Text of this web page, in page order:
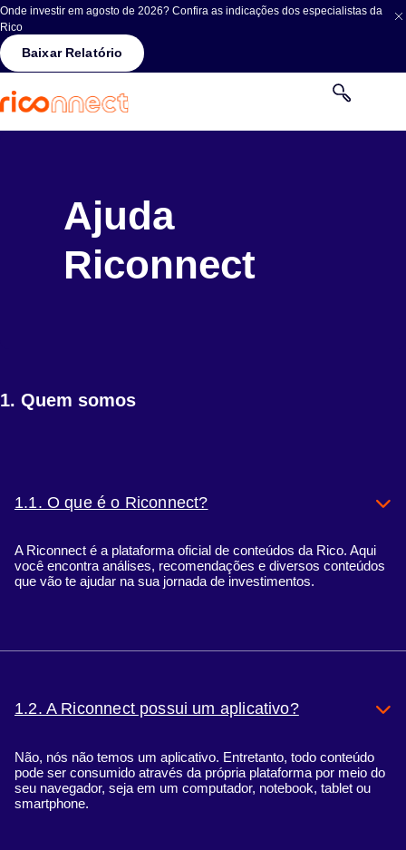
Onde investir em agosto de 2026? Confira as indicações dos especialistas da
Rico
Baixar Relatório
Ajuda
Riconnect
1. Quem somos
1.1. O que é o Riconnect?
A Riconnect é a plataforma oficial de conteúdos da Rico. Aqui
você encontra análises, recomendações e diversos conteúdos
que vão te ajudar na sua jornada de investimentos.
1.2. A Riconnect possui um aplicativo?
Não, nós não temos um aplicativo. Entretanto, todo conteúdo
pode ser consumido através da própria plataforma por meio do
seu navegador, seja em um computador, notebook, tablet ou
smartphone.